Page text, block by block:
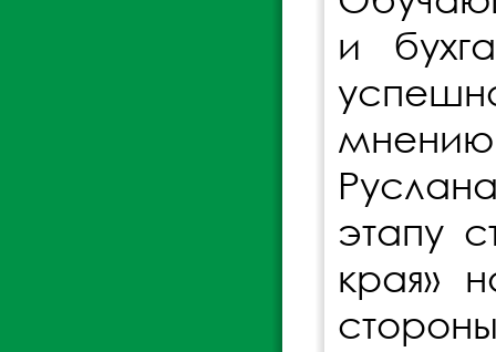
и
этапу
края»